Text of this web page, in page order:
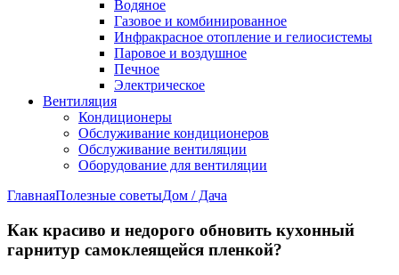
Водяное
Газовое и комбинированное
Инфракрасное отопление и гелиосистемы
Паровое и воздушное
Печное
Электрическое
Вентиляция
Кондиционеры
Обслуживание кондиционеров
Обслуживание вентиляции
Оборудование для вентиляции
ГлавнаяПолезные советыДом / Дача
Как красиво и недорого обновить кухонный
гарнитур самоклеящейся пленкой?